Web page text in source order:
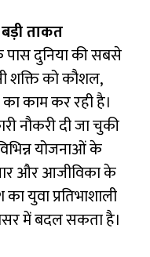
ताकत
पास दुनिया की सबसे
शक्ति को कौशल,
काम कर रही है।
नौकरी दी जा चुकी
योजनाओं के
और आजीविका के
युवा प्रतिभाशाली
में बदल सकता है।